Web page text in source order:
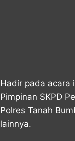
Hadir pada acara
Pimpinan SKPD
Polres Tanah
lainnya.